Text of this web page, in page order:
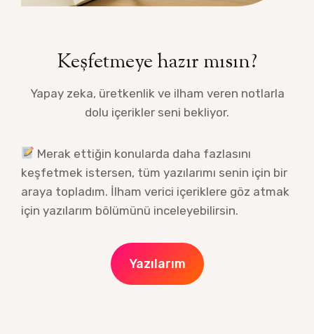
Keşfetmeye hazır mısın?
Yapay zeka, üretkenlik ve ilham veren notlarla
dolu içerikler seni bekliyor.
Merak ettiğin konularda daha fazlasını
keşfetmek istersen, tüm yazılarımı senin için bir
araya topladım. İlham verici içeriklere göz atmak
için yazılarım bölümünü inceleyebilirsin.
Yazılarım